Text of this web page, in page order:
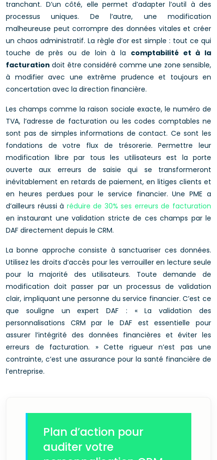
tranchant. D’un côté, elle permet d’adapter l’outil à des
processus uniques. De l’autre, une modification
malheureuse peut corrompre des données vitales et créer
un chaos administratif. La règle d’or est simple : tout ce qui
touche de près ou de loin à la comptabilité et à la
facturation doit être considéré comme une zone sensible,
à modifier avec une extrême prudence et toujours en
concertation avec la direction financière.
Les champs comme la raison sociale exacte, le numéro de
TVA, l’adresse de facturation ou les codes comptables ne
sont pas de simples informations de contact. Ce sont les
fondations de votre flux de trésorerie. Permettre leur
modification libre par tous les utilisateurs est la porte
ouverte aux erreurs de saisie qui se transformeront
inévitablement en retards de paiement, en litiges clients et
en heures perdues pour le service financier. Une PME a
d’ailleurs réussi à réduire de 30% ses erreurs de facturation
en instaurant une validation stricte de ces champs par le
DAF directement depuis le CRM.
La bonne approche consiste à sanctuariser ces données.
Utilisez les droits d’accès pour les verrouiller en lecture seule
pour la majorité des utilisateurs. Toute demande de
modification doit passer par un processus de validation
clair, impliquant une personne du service financier. C’est ce
que souligne un expert DAF : « La validation des
personnalisations CRM par le DAF est essentielle pour
assurer l’intégrité des données financières et éviter les
erreurs de facturation. » Cette rigueur n’est pas une
contrainte, c’est une assurance pour la santé financière de
l’entreprise.
Plan d’action pour
auditer votre